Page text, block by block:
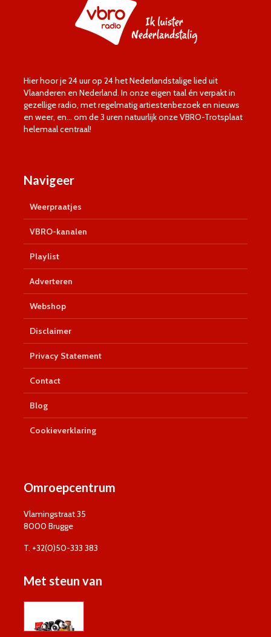
Hier hoor je 24 uur op 24 het Nederlandstalige lied uit
Vlaanderen en Nederland. In onze eigen taal én verpakt in
gezellige radio, met regelmatig artiestenbezoek en nieuws
en weer, en… om de 3 uren natuurlijk onze VBRO-Trotsplaat
helemaal centraal!
Navigeer
Weerpraatjes
VBRO-kanalen
Playlist
Adverteren
Webshop
Disclaimer
Privacy Statement
Contact
Blog
Cookieverklaring
Omroepcentrum
Vlamingstraat 35
8000 Brugge
T. +32(0)50-333 383
Met steun van